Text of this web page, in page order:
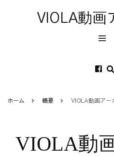
VIOLA動画
ホーム 概要 VIOLA動画アー
VIOLA動